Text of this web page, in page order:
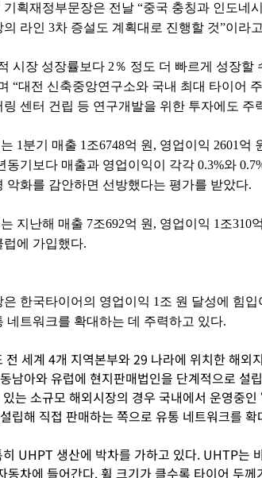
기획재정부문장은 전날 “중국 충칭과 인도네
의 라인 3차 증설도 계획대로 진행할 것”이라
시장 성장률보다 2％ 정도 더 빠르게 성장할
“대전 신축중앙연구소와 국내 최대 타이어
링 센터 건립 등 연구개발을 위한 투자에도 주
1분기 매출 1조6748억 원, 영업이익 2601억
동기보다 매출과 영업이익이 각각 0.3%와
악화를 감안하면 선방했다는 평가를 받았다.
지난해 매출 7조692억 원, 영업이익 1조310
럽에 가입했다.
은 한국타이어의 영업이익 1조 원 달성에 힘
네트워크를 확대하는 데 주력하고 있다.
전 세계 4개 지역본부와 29 나라에 위치한 해외
남아와 유럽에 현지판매법인을 단계적으로 설
는 소규모 해외시장의 경우 국내에서 운영중인
립해 직접 판매하는 쪽으로 유통 네트워크를 확
UHPT 생산에 박차를 가하고 있다. UHTP는
동차에 들어간다. 휠 크기가 클수록 타이어 두